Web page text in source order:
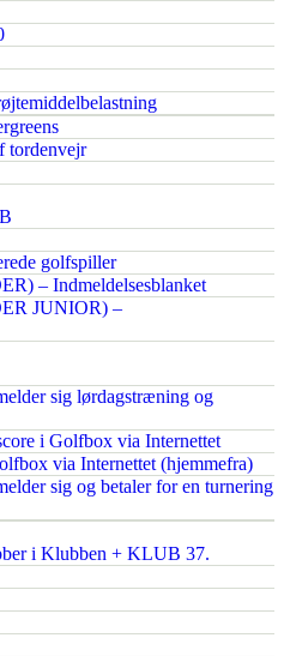
tordenvejr
golfspiller
– Indmeldelsesblanket
JUNIOR) –
sig lørdagstræning og
i Golfbox via Internettet
via Internettet (hjemmefra)
sig og betaler for en turnering
i Klubben + KLUB 37.